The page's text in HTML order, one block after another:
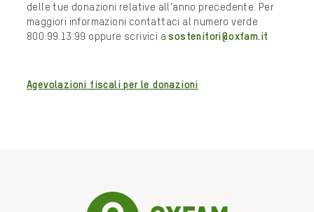
delle tue donazioni relative all’anno precedente. Per
maggiori informazioni contattaci al numero verde
800.99.13.99 oppure scrivici asostenitori@oxfam.it
Agevolazioni fiscali per le donazioni